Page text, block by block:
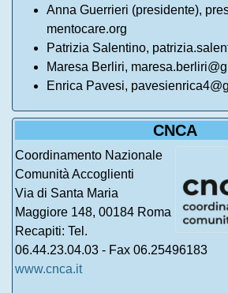
Anna Guerrieri (presidente),
mentocare.org
Patrizia Salentino,
Maresa Berliri,
Enrica Pavesi,
CNCA
Coordinamento Nazionale
Comunità Accoglienti
Via di Santa Maria
Maggiore 148, 00184 Roma
Recapiti: Tel.
06.44.23.04.03 - Fax 06.25496183
www.cnca.it